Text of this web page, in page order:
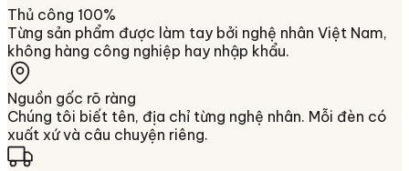
Thủ công 100%
Từng sản phẩm được làm tay bởi nghệ nhân Việt Nam,
không hàng công nghiệp hay nhập khẩu.
Nguồn gốc rõ ràng
Chúng tôi biết tên, địa chỉ từng nghệ nhân. Mỗi đèn có
xuất xứ và câu chuyện riêng.